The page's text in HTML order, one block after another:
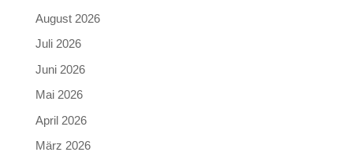
August 2026
Juli 2026
Juni 2026
Mai 2026
April 2026
März 2026